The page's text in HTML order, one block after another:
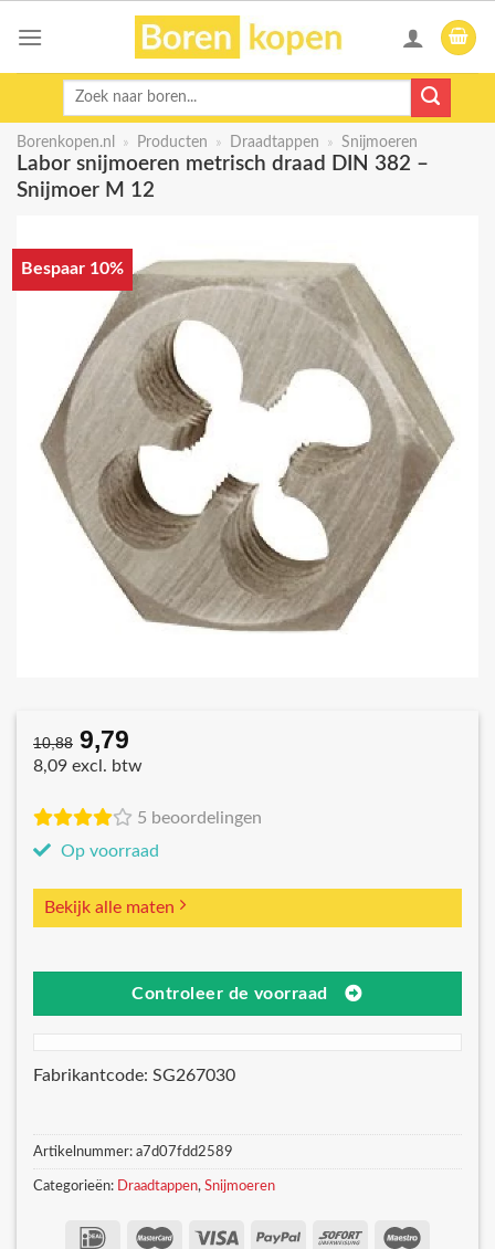
Zoeken
Borenkopen.nl » Producten » Draadtappen » Snijmoeren
Labor snijmoeren metrisch draad DIN 382 –
Snijmoer M 12
Bespaar 10%
10,88 Oorspronkelijke
prijs
€10,88.
9,79
prijs
€9,79.
8,09 excl. btw
5 beoordelingen
Op voorraad
Bekijk alle maten
Controleer de voorraad
Fabrikantcode: SG267030
Artikelnummer: a7d07fdd2589
Categorieën: Draadtappen, Snijmoeren